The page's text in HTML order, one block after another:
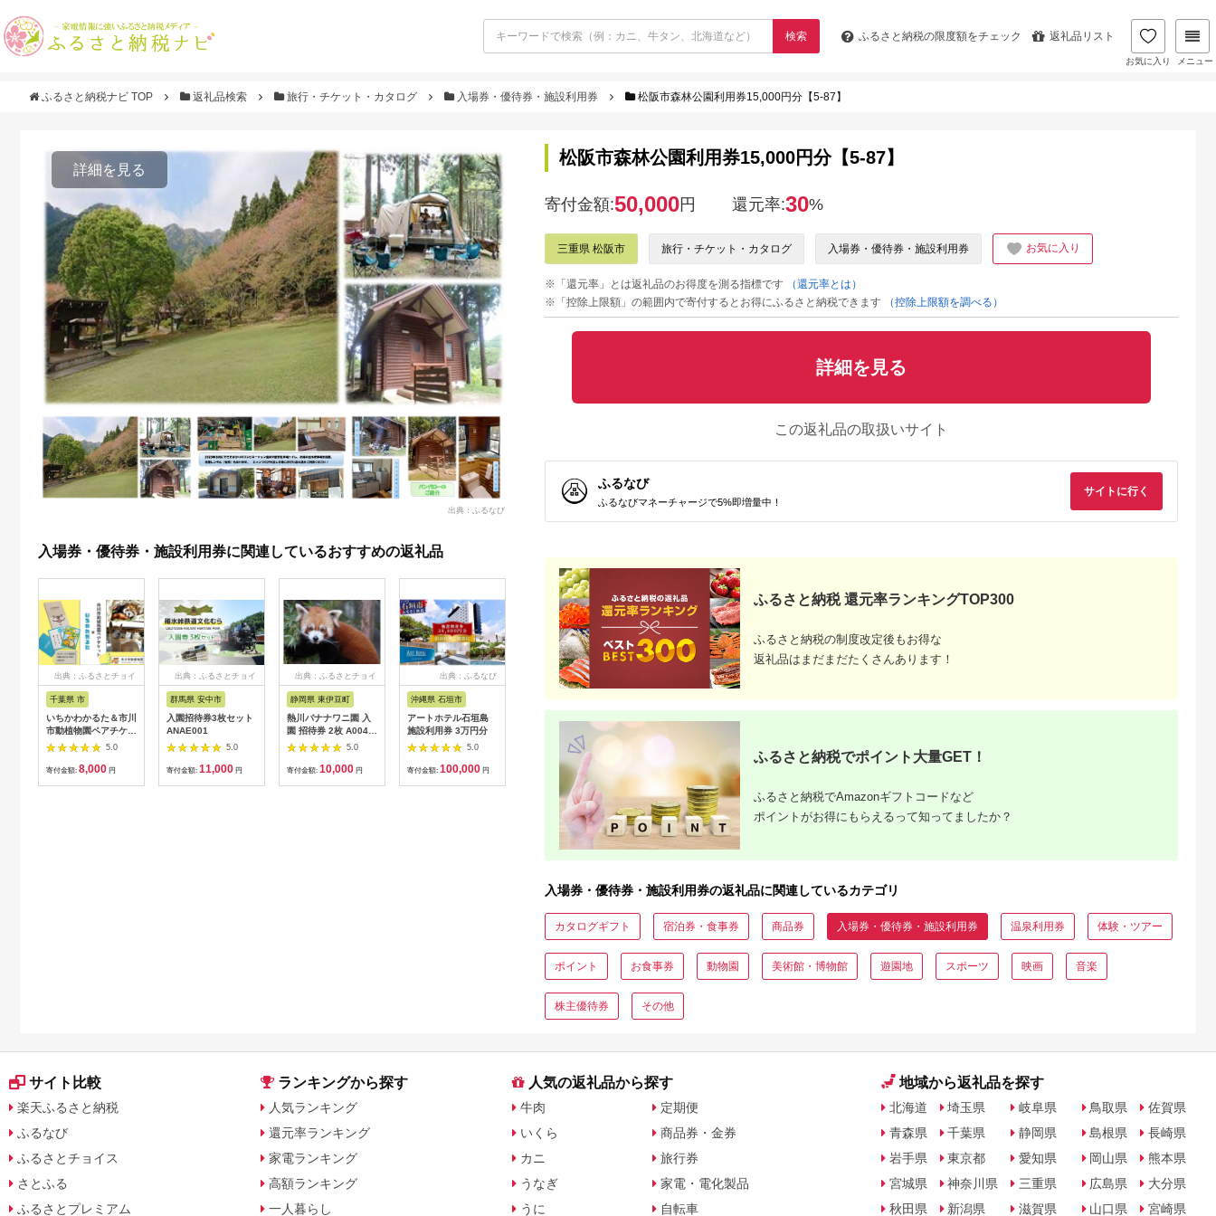
検索 ふるさと納税の限度額をチェック 返礼品リスト
お気に入り メニュー
ふるさと納税ナビ TOP 返礼品検索 旅行・チケット・カタログ 入場券・優待券・施設利用券 松阪市森林公園利用券15,000円分【5-87】
詳細を見る
出典：ふるなび
入場券・優待券・施設利用券に関連しているおすすめの返礼品
出典：ふるさとチョイ
千葉県 市
いちかわかるた＆市川
市動植物園ペアチケッ
ト 【12203-0196】
5.0
寄付金額: 8,000 円
出典：ふるさとチョイ
群馬県 安中市
入園招待券3枚セット
ANAE001
5.0
寄付金額: 11,000 円
出典：ふるさとチョイ
静岡県 東伊豆町
熱川バナナワニ園 入
園 招待券 2枚 A004
／ 熱帯 動植物園 チケ
ット 静岡県 東伊豆町
5.0
寄付金額: 10,000 円
出典：ふるなび
沖縄県 石垣市
アートホテル石垣島
施設利用券 3万円分
5.0
寄付金額: 100,000 円
出典：ふるなび
沖縄県 恩納村
（3,000円分）有効期
間3年（Eメール発
行）｜予約 宿泊 観光
体験 温泉 ホテル 旅館
チケット 子供 子連れ
カップル 家族 店頭 オ
ンライン ネット 電話
10,000
出典：ふるなび
神奈川県 横須賀市
会社日比谷花壇】
31,000
福井県 鯖江市
5.0
沖縄県 恩納村
約 宿泊 観光 体験 温
ル 家族 店頭 電話 沖
群馬県 渋川市
新潟県 新発田市
松阪市森林公園利用券15,000円分【5-87】
寄付金額:50,000円 還元率:30%
三重県 松阪市 旅行・チケット・カタログ 入場券・優待券・施設利用券 お気に入り
※「還元率」とは返礼品のお得度を測る指標です
（還元率とは）
※「控除上限額」の範囲内で寄付するとお得にふるさと納税できます
（控除上限額を調べる）
詳細を見る
この返礼品の取扱いサイト
ふるなび
ふるなびマネーチャージで5%即増量中！
サイトに行く
ふるさと納税 還元率ランキングTOP300
ふるさと納税の制度改定後もお得な
返礼品はまだまだたくさんあります！
ふるさと納税でポイント大量GET！
ふるさと納税でAmazonギフトコードなど
ポイントがお得にもらえるって知ってましたか？
入場券・優待券・施設利用券の返礼品に関連しているカテゴリ
カタログギフト 宿泊券・食事券 商品券 入場券・優待券・施設利用券 温泉利用券 体験・ツアー
ポイント お食事券 動物園 美術館・博物館 遊園地 スポーツ 映画 音楽
株主優待券 その他
サイト比較
楽天ふるさと納税
ふるなび
ふるさとチョイス
さとふる
ふるさとプレミアム
ランキングから探す
人気ランキング
還元率ランキング
家電ランキング
高額ランキング
一人暮らし
人気の返礼品から探す
牛肉
いくら
カニ
うなぎ
うに
定期便
商品券・金券
旅行券
家電・電化製品
自転車
地域から返礼品を探す
北海道
青森県
岩手県
宮城県
秋田県
埼玉県
千葉県
東京都
神奈川県
新潟県
岐阜県
静岡県
愛知県
三重県
滋賀県
鳥取県
島根県
岡山県
広島県
山口県
佐賀県
長崎県
熊本県
大分県
宮崎県